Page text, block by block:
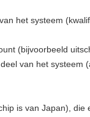
het systeem
(bijvoorbeeld
van het
is van Japan),